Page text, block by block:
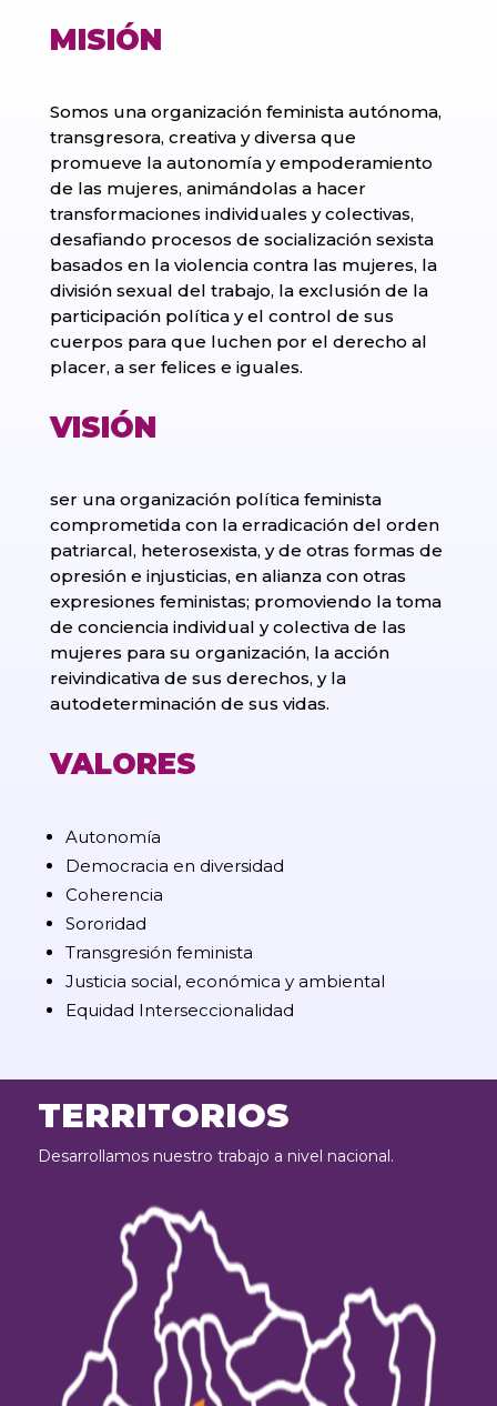
MISIÓN
Somos una organización feminista autónoma,
transgresora, creativa y diversa que
promueve la autonomía y empoderamiento
de las mujeres, animándolas a hacer
transformaciones individuales y colectivas,
desafiando procesos de socialización sexista
basados en la violencia contra las mujeres, la
división sexual del trabajo, la exclusión de la
participación política y el control de sus
cuerpos para que luchen por el derecho al
placer, a ser felices e iguales.
VISIÓN
ser una organización política feminista
comprometida con la erradicación del orden
patriarcal, heterosexista, y de otras formas de
opresión e injusticias, en alianza con otras
expresiones feministas; promoviendo la toma
de conciencia individual y colectiva de las
mujeres para su organización, la acción
reivindicativa de sus derechos, y la
autodeterminación de sus vidas.
VALORES
Autonomía
Democracia en diversidad
Coherencia
Sororidad
Transgresión feminista
Justicia social, económica y ambiental
Equidad Interseccionalidad
TERRITORIOS
Desarrollamos nuestro trabajo a nivel nacional.